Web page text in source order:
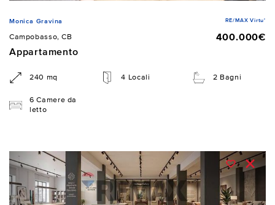
Monica Gravina RE/MAX Virtu'
Campobasso, CB
400.000€
Appartamento
240 mq 4 Locali 2 Bagni
6 Camere da
letto